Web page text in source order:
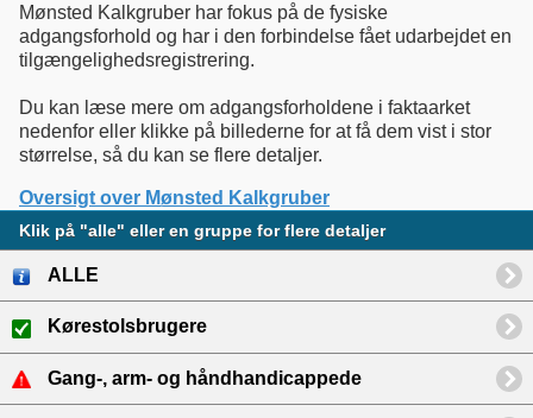
Mønsted Kalkgruber har fokus på de fysiske
adgangsforhold og har i den forbindelse fået udarbejdet en
tilgængelighedsregistrering.
Du kan læse mere om adgangsforholdene i faktaarket
nedenfor eller klikke på billederne for at få dem vist i stor
størrelse, så du kan se flere detaljer.
Oversigt over Mønsted Kalkgruber
Klik på "alle" eller en gruppe for flere detaljer
ALLE
Kørestolsbrugere
Gang-, arm- og håndhandicappede